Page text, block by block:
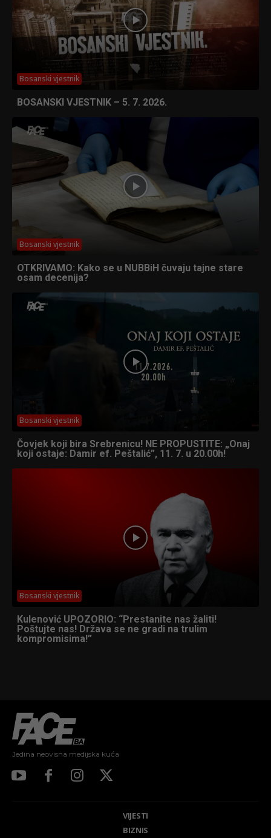
Bosanski vjestnik
BOSANSKI VJESTNIK – 5. 7. 2026.
Bosanski vjestnik
OTKRIVAMO: Kako se u NUBBiH čuvaju tajne stare
osam decenija?
Bosanski vjestnik
Čovjek koji bira Srebrenicu! NE PROPUSTITE: „Onaj
koji ostaje: Damir ef. Peštalić”, 11. 7. u 20.00h!
Bosanski vjestnik
Kulenović UPOZORIO: “Prestanite nas žaliti!
Poštujte nas! Država se ne gradi na trulim
kompromisima!”
Jedina neovisna medijska kuća
VIJESTI
BIZNIS